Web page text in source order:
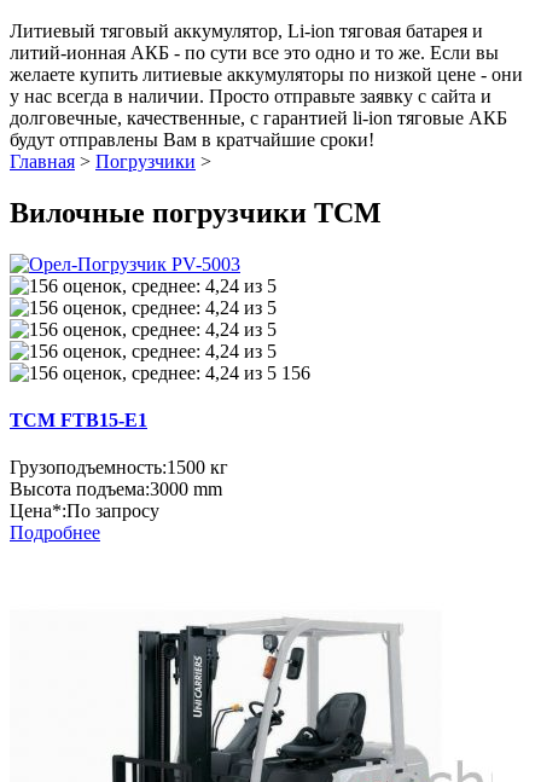
Литиевый тяговый аккумулятор, Li-ion тяговая батарея и
литий-ионная АКБ - по сути все это одно и то же. Если вы
желаете купить литиевые аккумуляторы по низкой цене - они
у нас всегда в наличии. Просто отправьте заявку с сайта и
долговечные, качественные, с гарантией li-ion тяговые АКБ
будут отправлены Вам в кратчайшие сроки!
Главная > Погрузчики >
Вилочные погрузчики TCM
156
TCM FTB15-E1
Грузоподъемность:1500 кг
Высота подъема:3000 mm
Цена*:По запросу
Подробнее